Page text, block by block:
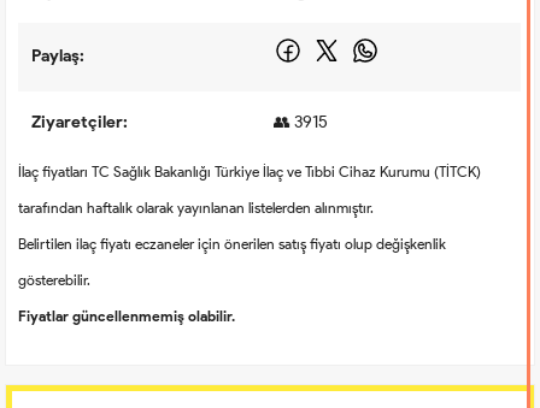
Paylaş:
Ziyaretçiler: 👥 3915
İlaç fiyatları TC Sağlık Bakanlığı Türkiye İlaç ve Tıbbi Cihaz Kurumu (TİTCK)
tarafından haftalık olarak yayınlanan listelerden alınmıştır.
Belirtilen ilaç fiyatı eczaneler için önerilen satış fiyatı olup değişkenlik
gösterebilir.
Fiyatlar güncellenmemiş olabilir.